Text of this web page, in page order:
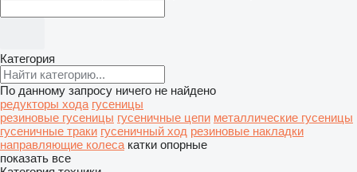
Категория
По данному запросу ничего не найдено
редукторы хода гусеницы
резиновые гусеницы гусеничные цепи металлические гусеницы
гусеничные траки гусеничный ход резиновые накладки
направляющие колеса катки опорные
показать все